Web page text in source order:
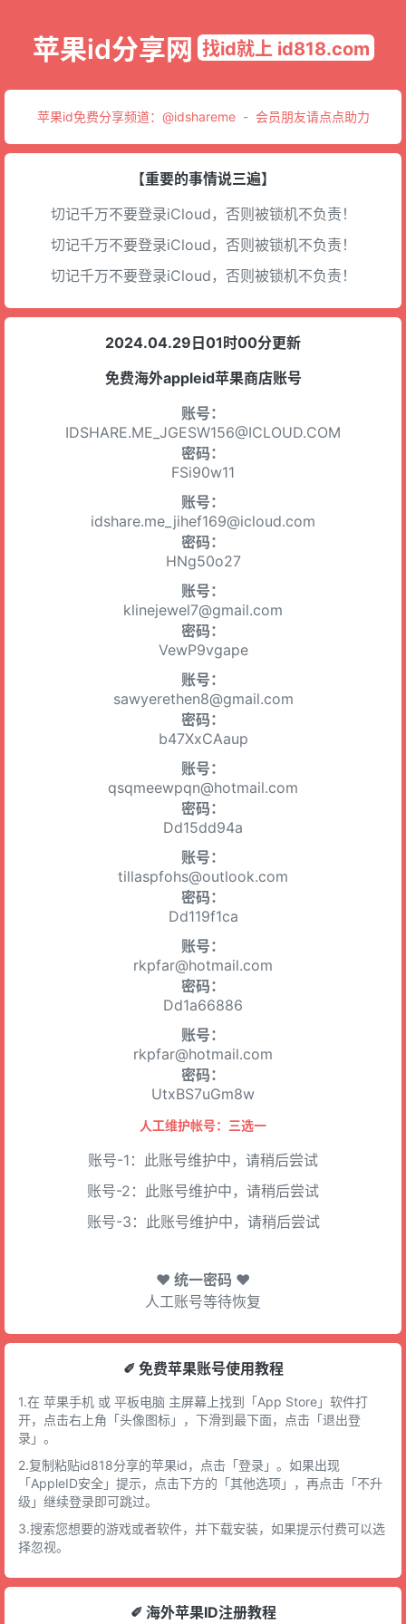
苹果id分享网 找id就上 id818.com
苹果id免费分享频道： @idshareme- 会员朋友请点点助力
【重要的事情说三遍】
切记千万不要登录iCloud，否则被锁机不负责！
切记千万不要登录iCloud，否则被锁机不负责！
切记千万不要登录iCloud，否则被锁机不负责！
2024.04.29日01时00分更新
免费海外appleid苹果商店账号
账号：
IDSHARE.ME_JGESW156@ICLOUD.COM
密码：
FSi90w11
账号：
idshare.me_jihef169@icloud.com
密码：
HNg50o27
账号：
klinejewel7@gmail.com
密码：
VewP9vgape
账号：
sawyerethen8@gmail.com
密码：
b47XxCAaup
账号：
qsqmeewpqn@hotmail.com
密码：
Dd15dd94a
账号：
tillaspfohs@outlook.com
密码：
Dd119f1ca
账号：
rkpfar@hotmail.com
密码：
Dd1a66886
账号：
rkpfar@hotmail.com
密码：
UtxBS7uGm8w
人工维护帐号：三选一
账号-1：此账号维护中，请稍后尝试
账号-2：此账号维护中，请稍后尝试
账号-3：此账号维护中，请稍后尝试
♥ 统一密码 ♥
人工账号等待恢复
✐ 免费苹果账号使用教程
1.在 苹果手机 或 平板电脑 主屏幕上找到「App Store」软件打
开，点击右上角「头像图标」，下滑到最下面，点击「退出登
录」。
2.复制粘贴id818分享的苹果id，点击「登录」。如果出现
「AppleID安全」提示，点击下方的「其他选项」，再点击「不升
级」继续登录即可跳过。
3.搜索您想要的游戏或者软件，并下载安装，如果提示付费可以选
择忽视。
✐ 海外苹果ID注册教程